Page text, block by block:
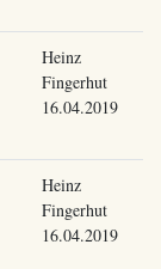
Heinz
Fingerhut
16.04.2019
Heinz
Fingerhut
16.04.2019